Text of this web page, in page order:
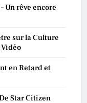
Un rêve encore
sur la Culture
en Retard et
Star Citizen